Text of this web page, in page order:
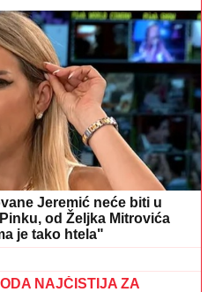
30.000:Nakon izlaska iz
sa vereničkim
TELO VRETENO!
Pinka se skinula u Crnoj
Lazić se sunča na dasci
na njoj SVE PUCA
VLADIMIRA
IZ CRNE GORE